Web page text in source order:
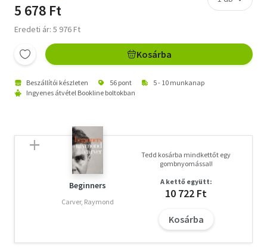
5 678 Ft
Eredeti ár: 5 976 Ft
Kosárba
Beszállítói készleten 56 pont
5 - 10 munkanap
Ingyenes átvétel Bookline boltokban
Beginners
Carver, Raymond
Tedd kosárba mindkettőt egy
gombnyomással!
A kettő együtt:
10 722 Ft
Kosárba